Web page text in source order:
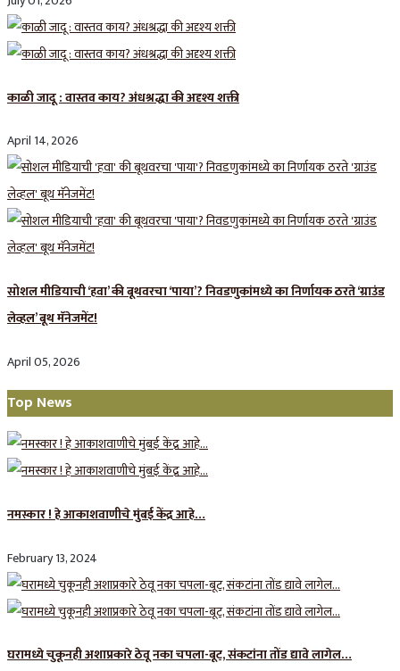
काळी जादू : वास्तव काय? अंधश्रद्धा की अदृश्य शक्ती
April 14, 2026
सोशल मीडियाची ‘हवा’ की बूथवरचा ‘पाया’? निवडणुकांमध्ये का निर्णायक ठरते ‘ग्राउंड
लेव्हल’ बूथ मॅनेजमेंट!
April 05, 2026
Top News
नमस्कार ! हे आकाशवाणीचे मुंबई केंद्र आहे…
February 13, 2024
घरामध्ये चुकूनही अशाप्रकारे ठेवू नका चपला-बूट, संकटांना तोंड द्यावे लागेल…